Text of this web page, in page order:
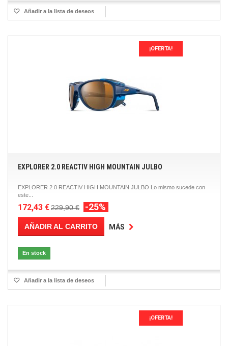
Añadir a la lista de deseos
¡OFERTA!
EXPLORER 2.0 REACTIV HIGH MOUNTAIN JULBO
EXPLORER 2.0 REACTIV HIGH MOUNTAIN JULBO Lo mismo sucede con
este...
172,43 €229,90 € -25%
AÑADIR AL CARRITO MÁS
En stock
Añadir a la lista de deseos
¡OFERTA!